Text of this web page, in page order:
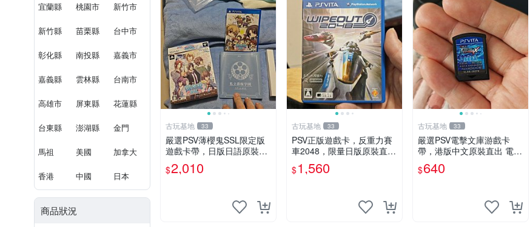
宜蘭縣 桃園市 新竹市
新竹縣 苗栗縣 台中市
彰化縣 南投縣 嘉義市
嘉義縣 雲林縣 台南市
高雄市 屏東縣 花蓮縣
台東縣 澎湖縣 金門
馬祖 美國 加拿大
香港 中國 日本
商品狀況
古玩基地 33
嚴選PSV薄櫻鬼SSL限定版
遊戲卡帶，日版日語原裝全
新未開封。99新品質保，超
值收藏。 薄櫻鬼 SSL PSV
$2,010
古玩基地 33
PSV正版遊戲卡，反重力賽
車2048，限量日版原裝直送
反重力 時尚 游戲卡
$1,560
古玩基地 33
嚴選PSV電擊文庫游戲卡
帶，港版中文原裝直出 電擊
文庫 PSV 游戲 港版
$640